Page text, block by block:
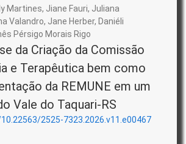
Martines, Jiane Fauri, Juliana
Valandro, Jane Herber, Daniéli
Pérsigo Morais Rigo
da Criação da Comissão
e Terapêutica bem como
da REMUNE em um
Vale do Taquari-RS
2525-7323.2026.v11.e00467